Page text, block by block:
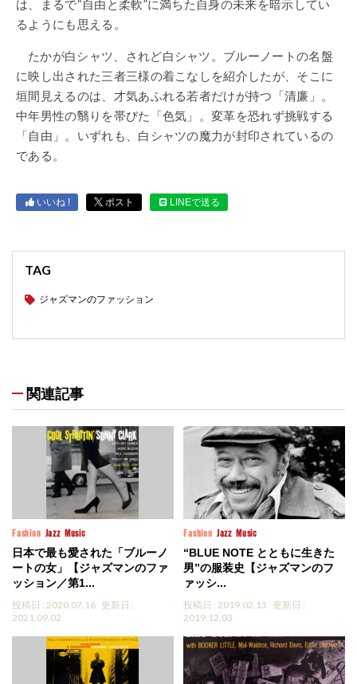
は、まるで“自由と柔軟”に満ちた自身の未来を暗示してい
るようにも思える。
たかが白シャツ、されど白シャツ。ブルーノートの名盤
に映し出された三者三様の着こなしを紹介したが、そこに
垣間見えるのは、才気あふれる若者だけが持つ「清廉」。
中年男性の翳りを帯びた「色気」。変革を恐れず挑戦する
「自由」。いずれも、白シャツの魔力が封印されているの
である。
いいね ! ポスト LINEで送る
TAG
ジャズマンのファッション
関連記事
Fashion Jazz Music
日本で最も愛された「ブルーノ
ートの女」【ジャズマンのファ
ッション／第1...
投稿日 : 2020.07.16 更新日 :
2021.09.02
Fashion Jazz Music
“BLUE NOTE とともに生きた
男”の服装史【ジャズマンのフ
ァッシ...
投稿日 : 2019.02.13 更新日 :
2019.12.03